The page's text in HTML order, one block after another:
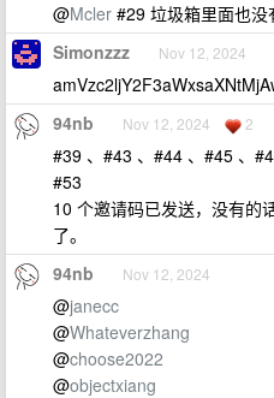
@Mcler #29 垃圾箱里面也
Simonzzz Nov 12, 2024
94nb Nov 12, 2024 2
#39 、#43 、#44 、#45 、
#53
10 个邀请码已发送，没有的
了。
94nb Nov 12, 2024
@janecc
@Whateverzhang
@choose2022
@objectxiang